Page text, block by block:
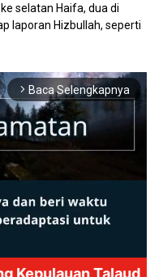
selatan Haifa, dua di
laporan Hizbullah, seperti
arrow_forward_ios Baca Selengkapnya